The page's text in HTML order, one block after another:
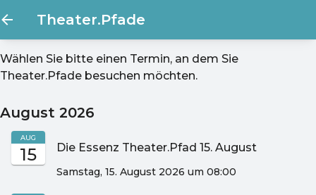
Theater.Pfade
Wählen Sie bitte einen Termin, an dem Sie
Theater.Pfade besuchen möchten.
August 2026
15
AUG
Die Essenz Theater.Pfad 15. August
Samstag, 15. August 2026 um 08:00